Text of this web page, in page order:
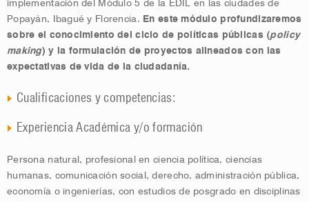
implementación del Módulo 5 de la EDIL en las ciudades de
Popayán, Ibagué y Florencia. En este módulo profundizaremos
sobre el conocimiento del ciclo de políticas públicas (policy
making) y la formulación de proyectos alineados con las
expectativas de vida de la ciudadanía.
Cualificaciones y competencias:
Experiencia Académica y/o formación
Persona natural, profesional en ciencia política, ciencias
humanas, comunicación social, derecho, administración pública,
economía o ingenierías, con estudios de posgrado en disciplinas